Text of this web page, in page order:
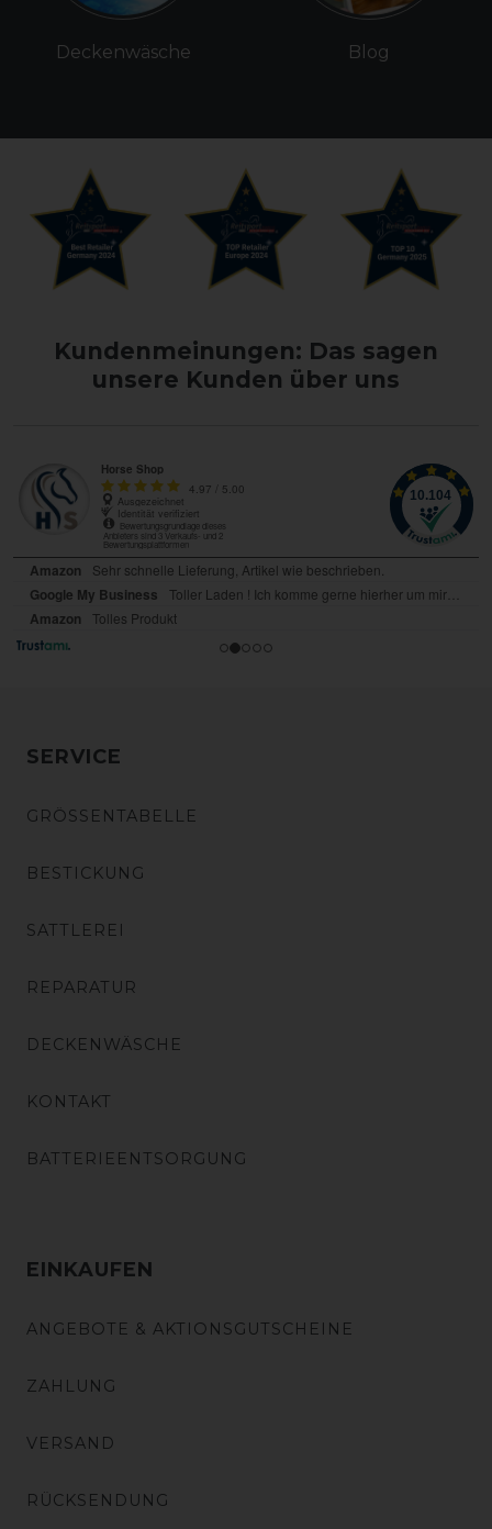
Deckenwäsche Blog
Kundenmeinungen: Das sagen
unsere Kunden über uns
SERVICE
GRÖSSENTABELLE
BESTICKUNG
SATTLEREI
REPARATUR
DECKENWÄSCHE
KONTAKT
BATTERIEENTSORGUNG
EINKAUFEN
ANGEBOTE & AKTIONSGUTSCHEINE
ZAHLUNG
VERSAND
RÜCKSENDUNG